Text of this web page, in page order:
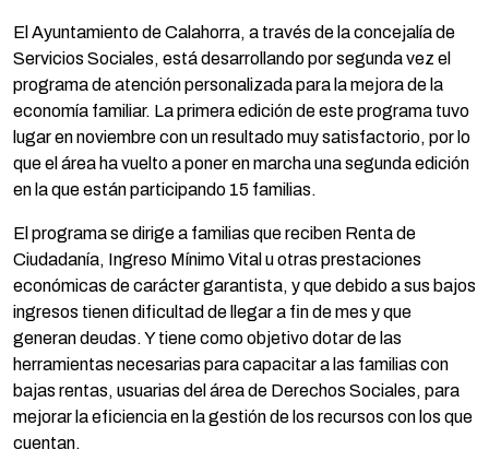
El Ayuntamiento de Calahorra, a través de la concejalía de
Servicios Sociales, está desarrollando por segunda vez el
programa de atención personalizada para la mejora de la
economía familiar. La primera edición de este programa tuvo
lugar en noviembre con un resultado muy satisfactorio, por lo
que el área ha vuelto a poner en marcha una segunda edición
en la que están participando 15 familias.
El programa se dirige a familias que reciben Renta de
Ciudadanía, Ingreso Mínimo Vital u otras prestaciones
económicas de carácter garantista, y que debido a sus bajos
ingresos tienen dificultad de llegar a fin de mes y que
generan deudas. Y tiene como objetivo dotar de las
herramientas necesarias para capacitar a las familias con
bajas rentas, usuarias del área de Derechos Sociales, para
mejorar la eficiencia en la gestión de los recursos con los que
cuentan.